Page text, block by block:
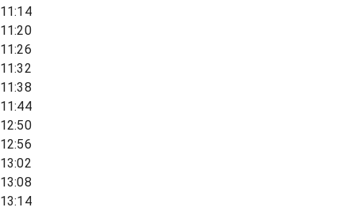
11:14
11:20
11:26
11:32
11:38
11:44
12:50
12:56
13:02
13:08
13:14